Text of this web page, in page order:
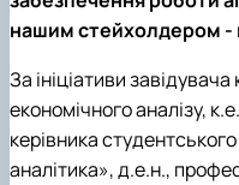
нашим стейхолдером
За ініціативи
економічного аналізу,
керівника
аналітика», д.е.н.,